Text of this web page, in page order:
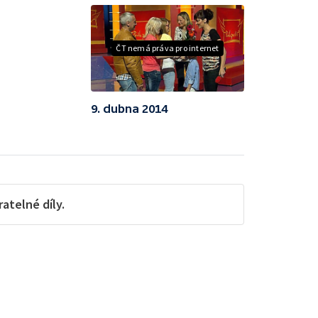
ČT nemá práva pro internet
9. dubna 2014
díly.